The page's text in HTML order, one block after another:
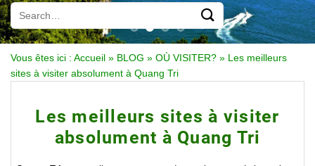
Vous êtes ici : Accueil » BLOG » OÙ VISITER? » Les meilleurs
sites à visiter absolument à Quang Tri
Les meilleurs sites à visiter
absolument à Quang Tri